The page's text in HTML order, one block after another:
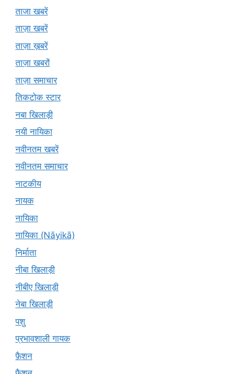
ताजा खबरें
ताज़ा खबरें
ताज़ा ख़बरें
ताज़ा खबरों
ताज़ा समाचार
तिकटोक स्टार
नबा खिलाड़ी
नयी नायिका
नवीनतम खबरें
नवीनतम समाचार
नाटकीय
नायक
नायिका
नायिका (Nāyikā)
निर्माता
नीबा खिलाड़ी
नीबीए खिलाड़ी
नेबा खिलाड़ी
पशु
प्रभावशाली गायक
फ़ैशन